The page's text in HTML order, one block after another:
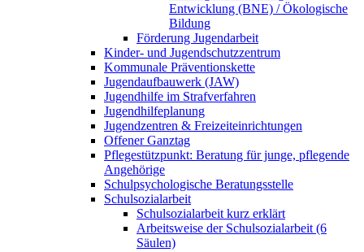
Entwicklung (BNE) / Ökologische
Bildung
Förderung Jugendarbeit
Kinder- und Jugendschutzzentrum
Kommunale Präventionskette
Jugendaufbauwerk (JAW)
Jugendhilfe im Strafverfahren
Jugendhilfeplanung
Jugendzentren & Freizeiteinrichtungen
Offener Ganztag
Pflegestützpunkt: Beratung für junge, pflegende
Angehörige
Schulpsychologische Beratungsstelle
Schulsozialarbeit
Schulsozialarbeit kurz erklärt
Arbeitsweise der Schulsozialarbeit (6
Säulen)